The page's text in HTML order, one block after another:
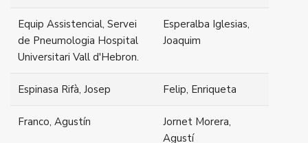
Equip Assistencial, Servei
de Pneumologia Hospital
Universitari Vall d'Hebron.
Esperalba Iglesias,
Joaquim
Espinasa Rifà, Josep Felip, Enriqueta
Franco, Agustín
Jornet Morera,
Agustí